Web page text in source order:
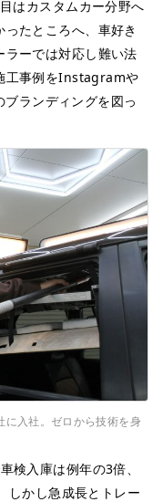
はカスタムカー分野へ
たところへ、車好き
ーでは対応し難い法
工事例をInstagramや
ランディングを図っ
に入社。ゼロから技術を身
検入庫は例年の3倍、
しかし急成長とトレー